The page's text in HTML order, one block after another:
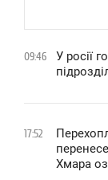
09:46
У росії
17:52
Хмара